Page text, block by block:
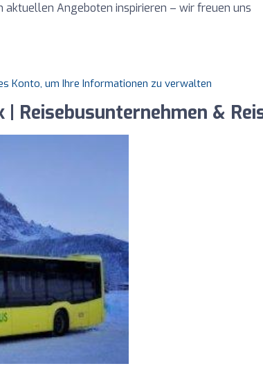
aktuellen Angeboten inspirieren – wir freuen uns
Konto, um Ihre Informationen zu verwalten
Reisebusunternehmen &